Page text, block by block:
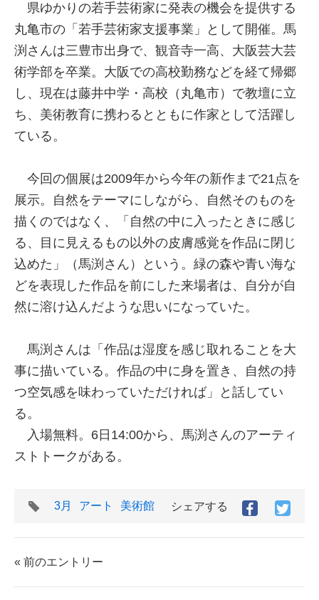
県ゆかりの若手芸術家に発表の機会を提供する
丸亀市の「若手芸術家支援事業」として開催。馬
渕さんは三豊市出身で、観音寺一高、大阪芸大芸
術学部を卒業。大阪での高校勤務などを経て帰郷
し、現在は藤井中学・高校（丸亀市）で教壇に立
ち、美術教育に携わるとともに作家として活躍し
ている。
今回の個展は2009年から今年の新作まで21点を
展示。自然をテーマにしながら、自然そのものを
描くのではなく、「自然の中に入ったときに感じ
る、目に見えるもの以外の皮膚感覚を作品に閉じ
込めた」（馬渕さん）という。緑の森や青い海な
どを表現した作品を前にした来場者は、自分が自
然に溶け込んだような思いになっていた。
馬渕さんは「作品は湿度を感じ取れることを大
事に描いている。作品の中に身を置き、自然の持
つ空気感を味わっていただければ」と話してい
る。
入場無料。6日14:00から、馬渕さんのアーティ
ストトークがある。
タ
3月 アート 美術館 シェアする
Facebook
シ
す
シ
す
« 前のエントリー